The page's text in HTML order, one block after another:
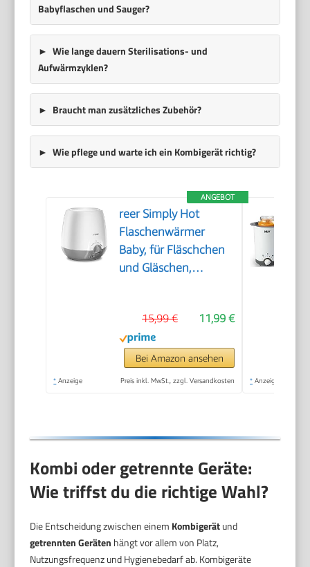
Babyflaschen und Sauger?
Wie lange dauern Sterilisations- und
Aufwärmzyklen?
Braucht man zusätzliches Zubehör?
Wie pflege und warte ich ein Kombigerät richtig?
ANGEBOT
reer Simply Hot
Flaschenwärmer
Baby, für Fläschchen
und Gläschen,
11,99 €
15,99 €
Bei Amazon ansehen
* Anzeige Preis inkl. MwSt., zzgl. Versandkosten * Anzeige
Kombi oder getrennte Geräte:
Wie triffst du die richtige Wahl?
Die Entscheidung zwischen einem Kombigerätund
getrennten Geräten hängt vor allem von Platz,
Nutzungsfrequenz und Hygienebedarf ab. Kombigeräte